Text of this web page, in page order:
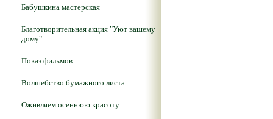
Бабушкина мастерская
Благотворительная акция "Уют вашему
дому"
Показ фильмов
Волшебство бумажного листа
Оживляем осеннюю красоту